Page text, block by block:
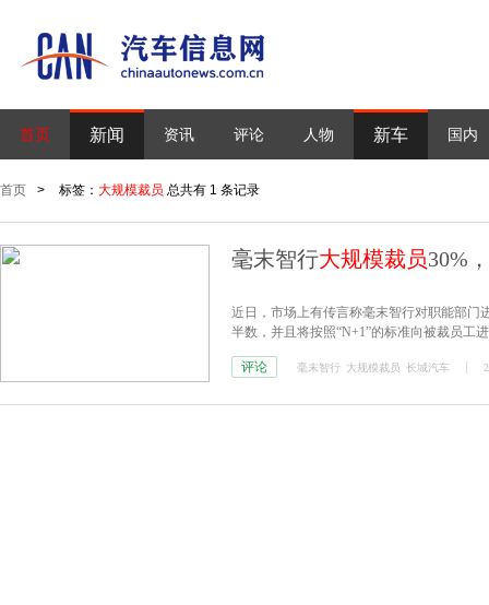
首页 新闻 资讯 评论 人物 新车 国内
首页 > 标签： 大规模裁员 总共有 1 条记录
毫末智行大规模裁员30%
近日，市场上有传言称毫末智行对职能部门
半数，并且将按照“N+1”的标准向被裁员工
评论 毫末智行 大规模裁员 长城汽车